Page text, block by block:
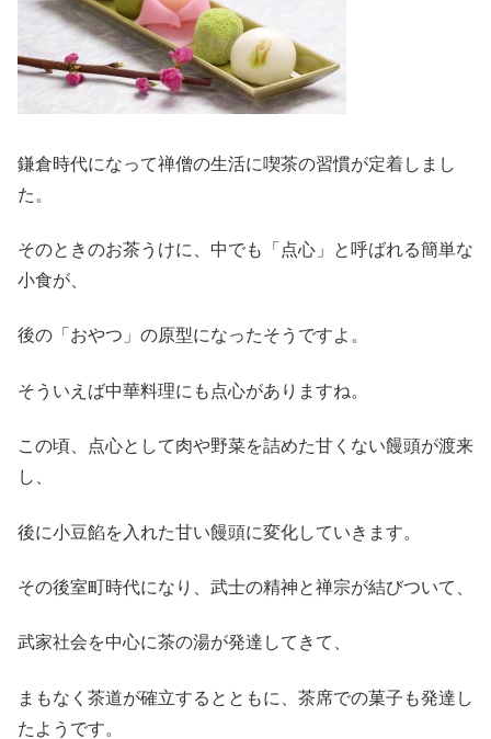
鎌倉時代になって禅僧の生活に喫茶の習慣が定着しまし
た。
そのときのお茶うけに、中でも「点心」と呼ばれる簡単な
小食が、
後の「おやつ」の原型になったそうですよ。
そういえば中華料理にも点心がありますね。
この頃、点心として肉や野菜を詰めた甘くない饅頭が渡来
し、
後に小豆餡を入れた甘い饅頭に変化していきます。
その後室町時代になり、武士の精神と禅宗が結びついて、
武家社会を中心に茶の湯が発達してきて、
まもなく茶道が確立するとともに、茶席での菓子も発達し
たようです。